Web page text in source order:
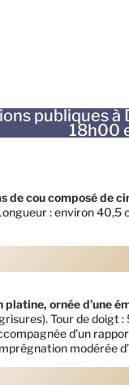
publiques à
18h00
de cou composé de
: environ 40,5
platine, ornée d’une
Tour de doigt
d’un
modérée